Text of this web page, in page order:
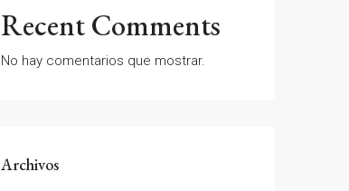
Recent Comments
No hay comentarios que mostrar.
Archivos